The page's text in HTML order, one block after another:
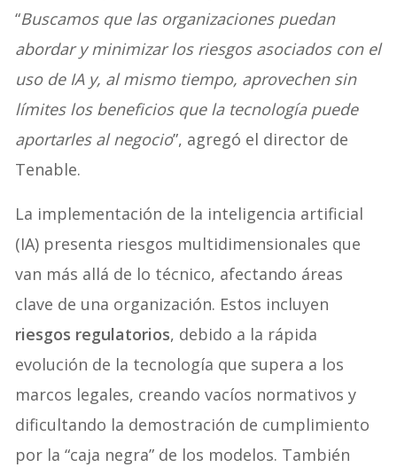
“Buscamos que las organizaciones puedan
abordar y minimizar los riesgos asociados con el
uso de IA y, al mismo tiempo, aprovechen sin
límites los beneficios que la tecnología puede
aportarles al negocio”, agregó el director de
Tenable.
La implementación de la inteligencia artificial
(IA) presenta riesgos multidimensionales que
van más allá de lo técnico, afectando áreas
clave de una organización. Estos incluyen
riesgos regulatorios, debido a la rápida
evolución de la tecnología que supera a los
marcos legales, creando vacíos normativos y
dificultando la demostración de cumplimiento
por la “caja negra” de los modelos. También